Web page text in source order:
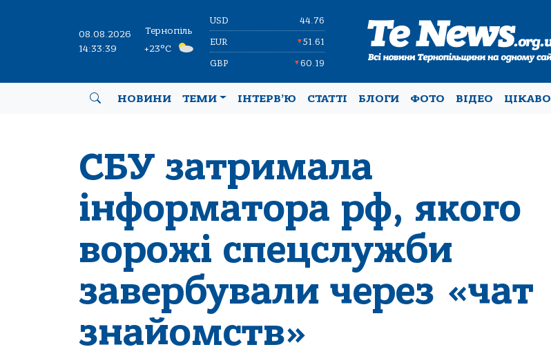
08.08.2026
14:33:40
Тернопіль
+23°C
USD 44.76
EUR ▼51.61
GBP ▼60.19
НОВИНИ ТЕМИ ІНТЕРВ’Ю СТАТТІ БЛОГИ ФОТО ВІДЕО ЦІКАВО
СБУ затримала
інформатора рф, якого
ворожі спецслужби
завербували через «чат
знайомств»